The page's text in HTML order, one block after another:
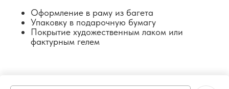
Оформление в раму из багета
Упаковку в подарочную бумагу
Покрытие художественным лаком или
фактурным гелем